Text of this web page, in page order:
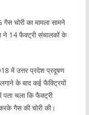
चोरी का मामला सामने
ने 14 फैक्ट्री संचालकों के
में उत्तर प्रदेश प्रदूषण
के बाद कई फैक्ट्रियों
चला कि फैक्ट्री
गैस की चोरी की।